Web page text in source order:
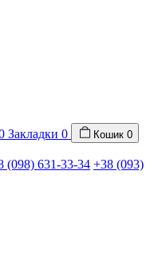
Закладки 0 Кошик 0
(098) 631-33-34 +38 (093)